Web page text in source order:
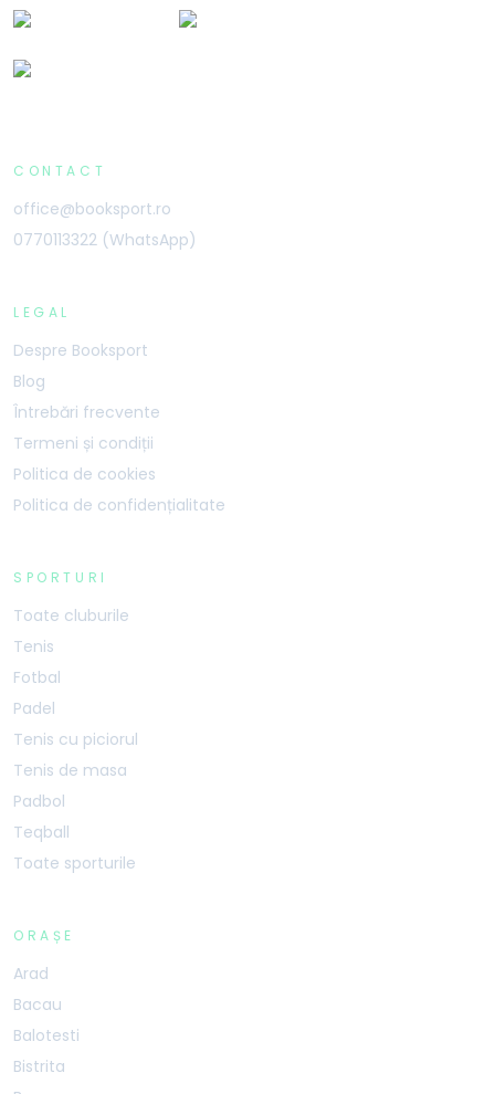
CONTACT
office@booksport.ro
0770113322 (WhatsApp)
LEGAL
Despre Booksport
Blog
Întrebări frecvente
Termeni și condiții
Politica de cookies
Politica de confidențialitate
SPORTURI
Toate cluburile
Tenis
Fotbal
Padel
Tenis cu piciorul
Tenis de masa
Padbol
Teqball
Toate sporturile
ORAȘE
Arad
Bacau
Balotesti
Bistrita